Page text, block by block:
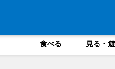
食べる 見る・